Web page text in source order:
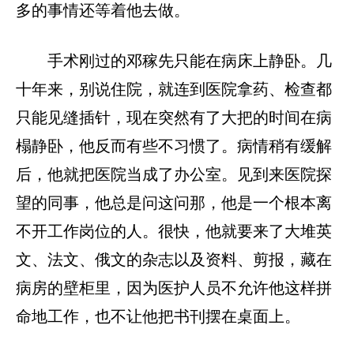
多的事情还等着他去做。
手术刚过的邓稼先只能在病床上静卧。几
十年来，别说住院，就连到医院拿药、检查都
只能见缝插针，现在突然有了大把的时间在病
榻静卧，他反而有些不习惯了。病情稍有缓解
后，他就把医院当成了办公室。见到来医院探
望的同事，他总是问这问那，他是一个根本离
不开工作岗位的人。很快，他就要来了大堆英
文、法文、俄文的杂志以及资料、剪报，藏在
病房的壁柜里，因为医护人员不允许他这样拼
命地工作，也不让他把书刊摆在桌面上。